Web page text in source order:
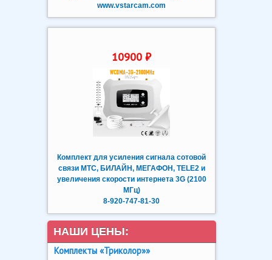
www.vstarcam.com
10900 ₽
Комплект для усиления сигнала сотовой
связи МТС, БИЛАЙН, МЕГАФОН, TELE2 и
увеличения скорости интернета 3G (2100
МГц)
8-920-747-81-30
НАШИ ЦЕНЫ:
Комплекты «Триколор»»